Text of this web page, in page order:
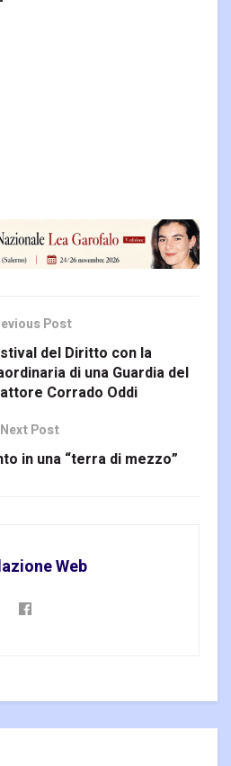
Post
del Diritto con la
di una Guardia del
Corrado Oddi
Next Post
in una “terra di mezzo”
Web